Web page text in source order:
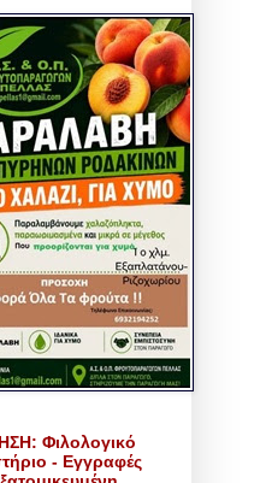
Φιλολογικό
- Εγγραφές